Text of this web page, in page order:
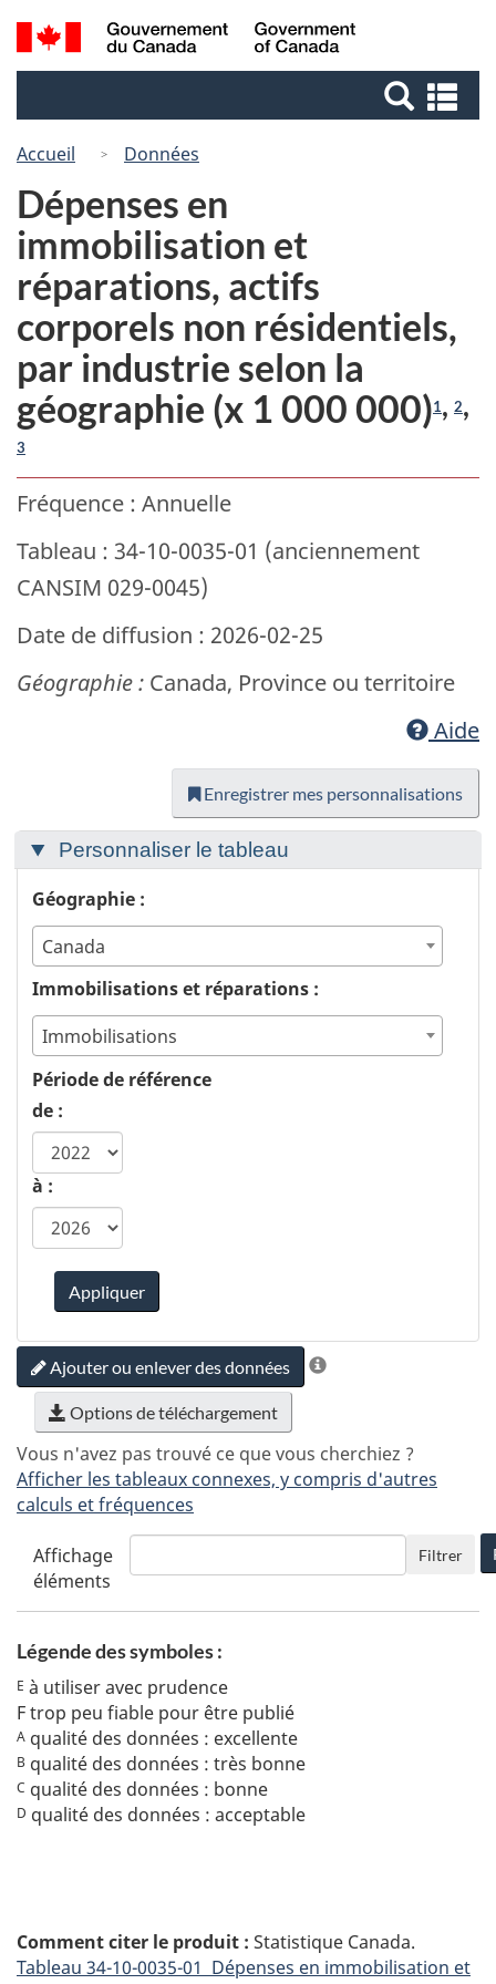
Passer
au
Passer
à
Canada
Recherche
et
et
Accueil Données
Dépenses en
immobilisation et
réparations, actifs
corporels non résidentiels,
par industrie selon la
géographie (x 1 000 000)1, 2,
3
Fréquence : Annuelle
Tableau : 34-10-0035-01 (anciennement
CANSIM 029-0045)
Date de diffusion : 2026-02-25
Géographie : Canada, Province ou territoire
Aide
Enregistrer mes personnalisations
Personnaliser le tableau
Géographie :
Canada
Immobilisations et réparations :
Immobilisations
Période de référence
de :
à :
Appliquer
Ajouter ou enlever des données
Options de téléchargement
Vous n'avez pas trouvé ce que vous cherchiez ?
Afficher les tableaux connexes, y compris d'autres
calculs et fréquences
Affichage
éléments
Filtrer
Légende des symboles :
E à utiliser avec prudence
Ftrop peu fiable pour être publié
A qualité des données : excellente
B qualité des données : très bonne
C qualité des données : bonne
D qualité des données : acceptable
Comment citer le produit : Statistique Canada.
Tableau 34-10-0035-01 Dépenses en immobilisation et